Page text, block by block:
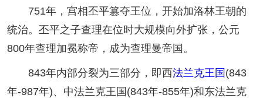
751年，宫相丕平篡夺王位，开始加洛林王朝的
统治。丕平之子查理在位时大规模向外扩张，公元
800年查理加冕称帝，成为查理曼帝国。
843年内部分裂为三部分，即西法兰克王国 (843
年-987年)、中法兰克王国(843年-855年)和东法兰克